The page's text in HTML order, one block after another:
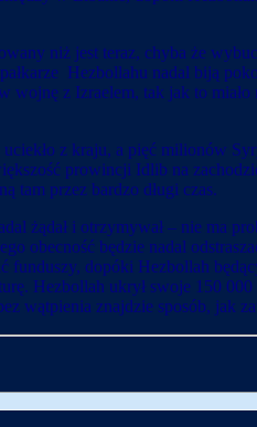
niż jest teraz, chyba że
Hezbollahu nadal biją
z Izraelem, tak jak to
z kraju, a pięć milionów
prowincji Idlib na
tam przez bardzo długi czas.
żądał i otrzymywał – nie ma
obecność będzie nadal
dopóki Hezbollah
Hezbollah ukrył swoje 150
znajdzie sposób, jak